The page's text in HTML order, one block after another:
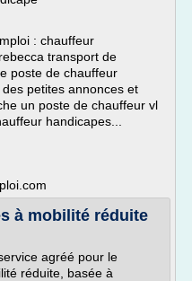
: chauffeur
transport de
poste de chauffeur
petites annonces et
un poste de chauffeur vl
handicapes...
à mobilité réduite
agréé pour le
réduite, basée à